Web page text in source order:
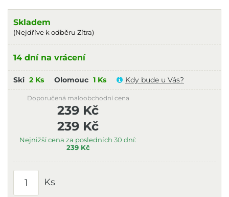
Skladem
(Nejdříve k odběru Zítra)
14 dní na vrácení
Ski 2 Ks Olomouc 1 Ks Kdy bude u Vás?
239 Kč
Nejnižší cena za posledních 30 dní:
239 Kč
Doporučená maloobchodní cena
239 Kč
Ks